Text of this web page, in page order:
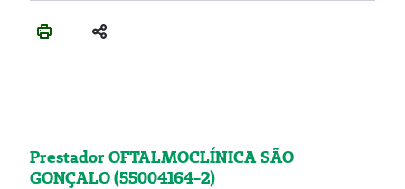
Prestador OFTALMOCLÍNICA SÃO
GONÇALO (55004164-2)